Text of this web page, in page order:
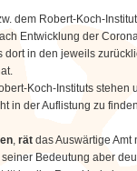
dem Robert-Koch-
Entwicklung der
in den jeweils
Koch-Instituts stehen
in der Auflistung zu
, rät das Auswärtige
Bedeutung aber